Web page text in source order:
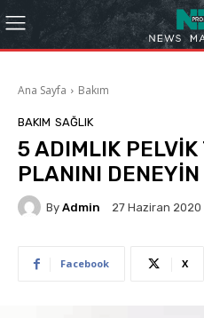
Ana Sayfa Bakım
BAKIM SAĞLIK
5 ADIMLIK
PLANINI DENEYİN
By Admin 27 Haziran 2020
Facebook X